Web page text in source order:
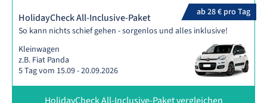
ab 28 € pro Tag
HolidayCheck All-Inclusive-Paket
So kann nichts schief gehen - sorgenlos und alles inklusive!
Kleinwagen
z.B. Fiat Panda
5 Tag vom 15.09 - 20.09.2026